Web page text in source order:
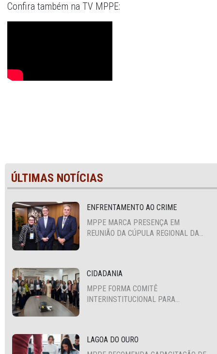
Confira também na TV MPPE:
ÚLTIMAS NOTÍCIAS
ENFRENTAMENTO AO CRIME
MPPE MARCA PRESENÇA EM
REUNIÃO DA CÚPULA REGIONAL DA
CIDADANIA
MPPE FORMA COMITÊ
INTERINSTITUCIONAL PARA
LAGOA DO OURO